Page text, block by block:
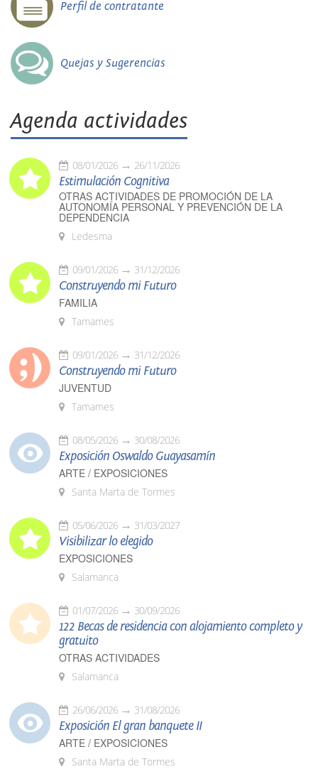
Perfil de contratante
Quejas y Sugerencias
Agenda actividades
08/01/2026 26/11/2026
Estimulación Cognitiva
OTRAS ACTIVIDADES DE PROMOCIÓN DE LA
AUTONOMÍA PERSONAL Y PREVENCIÓN DE LA
DEPENDENCIA
Ledesma
09/01/2026 31/12/2026
Construyendo mi Futuro
FAMILIA
Tamames
09/01/2026 31/12/2026
Construyendo mi Futuro
JUVENTUD
Tamames
08/05/2026 30/08/2026
Exposición Oswaldo Guayasamín
ARTE / EXPOSICIONES
Santa Marta de Tormes
05/06/2026 31/03/2027
Visibilizar lo elegido
EXPOSICIONES
Salamanca
01/07/2026 30/09/2026
122 Becas de residencia con alojamiento completo y
gratuito
OTRAS ACTIVIDADES
Salamanca
26/06/2026 31/08/2026
Exposición El gran banquete II
ARTE / EXPOSICIONES
Santa Marta de Tormes